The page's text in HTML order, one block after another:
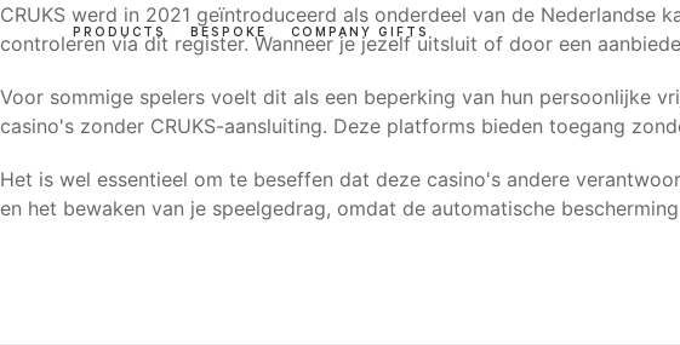
PRODUCTS BESPOKE COMPANY GIFTS
CRUKS werd in 2021 geïntroduceerd als onderdeel van de
controleren via dit register. Wanneer je jezelf uitsluit of door een
Voor sommige spelers voelt dit als een beperking van hun persoonlijke
casino's zonder CRUKS-aansluiting. Deze platforms bieden toegang
Het is wel essentieel om te beseffen dat deze casino's andere
en het bewaken van je speelgedrag, omdat de automatische